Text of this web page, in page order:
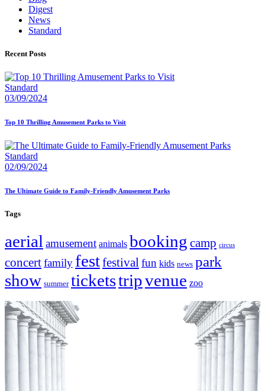
Digest
News
Standard
Recent Posts
Standard
03/09/2024
Top 10 Thrilling Amusement Parks to Visit
Standard
02/09/2024
The Ultimate Guide to Family-Friendly Amusement Parks
Tags
aerialamusement animals booking camp circus
concertfamily festfestival fun kids news park
show summer ticketstripvenue zoo